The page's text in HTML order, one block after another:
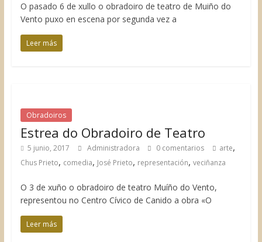
O pasado 6 de xullo o obradoiro de teatro de Muiño do
Vento puxo en escena por segunda vez a
Leer más
Obradoiros
Estrea do Obradoiro de Teatro
5 junio, 2017 Administradora 0 comentarios arte,
Chus Prieto, comedia, José Prieto, representación, veciñanza
O 3 de xuño o obradoiro de teatro Muíño do Vento,
representou no Centro Cívico de Canido a obra «O
Leer más